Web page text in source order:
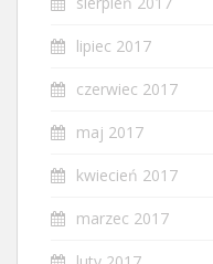
lipiec 2017
czerwiec 2017
maj 2017
kwiecień 2017
marzec 2017